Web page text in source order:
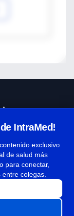
IntraMed!
exclusivo
de salud más
para conectar,
colegas.
1997-2026